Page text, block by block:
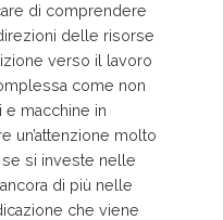
di comprendere
delle risorse
verso il lavoro
come non
e macchine in
un’attenzione molto
se si investe nelle
di più nelle
che viene